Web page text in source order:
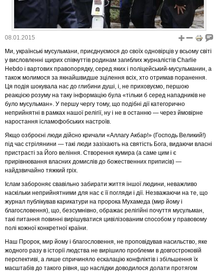
08.01.2015
Ми, українські мусульмани, приєднуємося до своїх одновірців у всьому світі
у висловленні щирих співчуттів родинам загиблих журналістів Charlie
Hebdo і вартових правопорядку, серед яких і поліцейський-мусульманин, а
також молимося за якнайшвидше зцілення всіх, хто отримав поранення.
Ця подія шокувала нас до глибини душі, і, не приховуємо, першою
реакцією розуму на таку інформацію була «тільки б серед нападників не
було мусульман». У першу чергу тому, що подібні дії категорично
неприйнятні в рамках нашої релігії, ну і не в останню — через ймовірне
наростання ісламофобських настроїв.
Якщо озброєні люди дійсно кричали «Аллагу Акбар!» (Господь Великий!)
під час стрілянини — такі люди зазіхають на святість Бога, видаючи власні
пристрасті за Його веління. Створення кумира (а саме цим і є
прирівнювання власних домислів до божественних приписів) —
найдзвичайно тяжкий гріх.
Іслам забороняє свавільно забирати життя іншої людини, неважливо
наскільки неприйнятними для нас є її погляди і дії. Незважаючи на те, що
журнал публікував карикатури на пророка Мухамеда (мир йому і
благословення), що, безсумнівно, ображає релігійні почуття мусульман,
такі питання повинні вирішуватися цивілізованим способом у правовому
полі кожної конкретної країни.
Наш Пророк, мир йому і благословення, не проповідував насильство, яке
жодного разу в історії людства не вирішило проблеми в довгостроковій
перспективі, а лише спричиняло ескалацію конфліктів і збільшення їх
масштабів до такого рівня, що наслідки доводилося долати протягом